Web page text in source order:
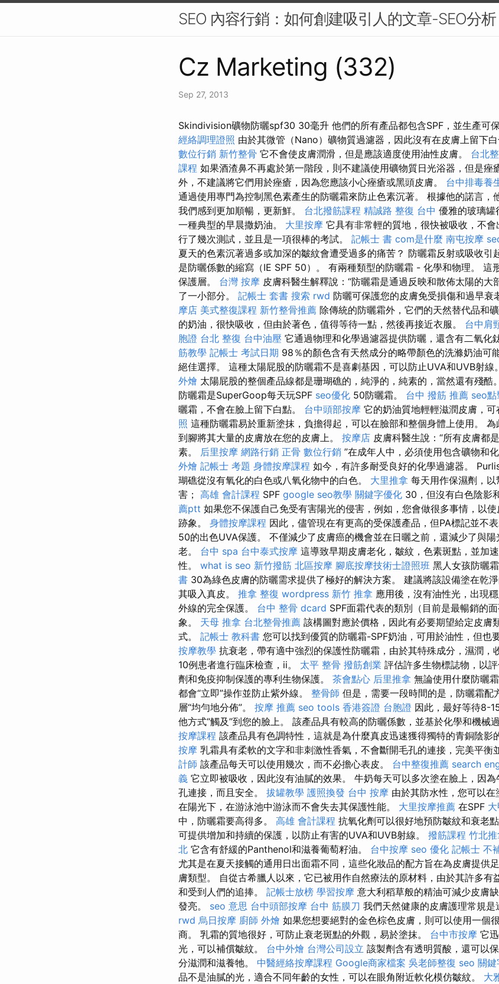
SEO 內容行銷：如何創建吸引人的文章-SEO分析
Cz Marketing (332)
Sep 27, 2013
Skindivision礦物防曬spf30 30毫升 他們的所有產品都包含SPF，並生產可保
經絡調理證照 由於其微管（Nano）礦物質過濾器，因此沒有在皮膚上留下白
數位行銷 新竹整骨 它不會使皮膚潤滑，但是應該適度使用油性皮膚。 台北
課程 如果酒渣鼻不再處於第一階段，則不建議使用礦物質日光浴器，但是痤
外，不建議將它們用於痤瘡，因為您應該小心痤瘡或黑頭皮膚。 台中排毒養
通過使用專門為控制黑色素產生的防曬霜來防止色素沉著。 根據他的諾言，
我們感到更加順暢，更新鮮。 台北撥筋課程 精誠路 整復 台中 優雅的玻璃罐
一種典型的早晨撒奶油。 大里按摩 它具有非常輕的質地，很快被吸收，不
行了幾次測試，並且是一項很棒的考試。 記帳士 書 com是什麼 南屯按摩
夏天的色素沉著過多或加深的皺紋會遭受過多的痛苦？ 防曬霜反射或吸收引
是防曬係數的縮寫（IE SPF 50）。 有兩種類型的防曬霜 - 化學和物理。 這
保護層。 台灣 按摩 皮膚科醫生解釋說：“防曬霜是通過反映和散佈太陽的大
了一小部分。 記帳士 套書 搜索 rwd 防曬可保護您的皮膚免受損傷和過早衰
摩店 美式整復課程 新竹整骨推薦 除傳統的防曬霜外，它們的天然替代品和
的奶油，很快吸收，但由於著色，值得等待一點，然後再接近衣服。 台中肩
胞證 台北 整復 台中油壓 它通過物理和化學過濾器提供防曬，還含有二氧化
筋教學 記帳士 考試日期 98％的顏色含有天然成分的略帶顏色的洗滌奶油可
絕佳選擇。 這種太陽屁股的防曬霜不是喜劇基因，可以防止UVA和UVB射線
外燴 太陽屁股的整個產品線都是珊瑚礁的，純淨的，純素的，當然還有殘酷。
防曬霜是SuperGoop每天玩SPF seo優化 50防曬霜。 台中 撥筋 推薦 seo點
曬霜，不會在臉上留下白點。 台中頭部按摩 它的奶油質地輕輕滋潤皮膚，可
照 這種防曬霜易於重新塗抹，負擔得起，可以在臉部和整個身體上使用。
到腳將其大量的皮膚放在您的皮膚上。 按摩店 皮膚科醫生說：“所有皮膚都
素。 后里按摩 網路行銷 正骨 數位行銷 ”在成年人中，必須使用包含礦物和
外燴 記帳士 考題 身體按摩課程 如今，有許多耐受良好的化學過濾器。
瑚礁從沒有氧化的白色或八氧化物中的白色。 大里推拿 每天用作保濕劑，
害； 高雄 會計課程 SPF google seo教學 關鍵字優化 30，但沒有白色陰影
薦ptt 如果您不保護自己免受有害陽光的侵害，例如，您會做很多事情，以
跡象。 身體按摩課程 因此，儘管現在有更高的受保護產品，但PA標記並不
50的出色UVA保護。 不僅減少了皮膚癌的機會並在日曬之前，還減少了與
老。 台中 spa 台中泰式按摩 這導致早期皮膚老化，皺紋，色素斑點，並加
性。 what is seo 新竹撥筋 北區按摩 腳底按摩技術士證照班 黑人女孩防曬
書 30為綠色皮膚的防曬需求提供了極好的解決方案。 建議將該設備塗在乾
其吸入真皮。 推拿 整復 wordpress 新竹 推拿 應用後，沒有油性光，出現
外線的完全保護。 台中 整骨 dcard SPF面霜代表的類別（目前是最暢銷的
象。 天母 推拿 台北整骨推薦 該構圖對應於價格，因此有必要期望給定皮膚
式。 記帳士 教科書 您可以找到優質的防曬霜-SPF奶油，可用於油性，但也
按摩教學 抗衰老，帶有適中強烈的保護性防曬霜，由於其特殊成分，濕潤，
10例患者進行臨床檢查，ii。 太平 整骨 撥筋創業 評估許多生物標誌物，以
劑和免疫抑制保護的專利生物保護。 茶會點心 后里推拿 無論使用什麼防曬
都會“立即”操作並防止紫外線。 整骨師 但是，需要一段時間的是，防曬霜配
層“均勻地分佈”。 按摩 推薦 seo tools 香港簽證 台胞證 因此，最好等待8-
他方式“觸及”到您的臉上。 該產品具有較高的防曬係數，並基於化學和機械
按摩課程 該產品具有色調特性，這就是為什麼真皮迅速獲得獨特的青銅陰影
按摩 乳霜具有柔軟的文字和非刺激性香氣，不會斷開毛孔的連接，完美平衡
計師 該產品每天可以使用幾次，而不必擔心表皮。 台中整復推薦 search
義 它立即被吸收，因此沒有油膩的效果。 牛奶每天可以多次塗在臉上，因
孔連接，而且安全。 拔罐教學 護照換發 台中 按摩 由於其防水性，您可以
在陽光下，在游泳池中游泳而不會失去其保護性能。 大里按摩推薦 在SPF
中，防曬霜要高得多。 高雄 會計課程 抗氧化劑可以很好地預防皺紋和衰老
可提供增加和持續的保護，以防止有害的UVA和UVB射線。 撥筋課程 竹北
北 它含有舒緩的Panthenol和滋養葡萄籽油。 台中按摩 seo 優化 記帳士 不
尤其是在夏天接觸的通用日出面霜不同，這些化妝品的配方旨在為皮膚提供
膚類型。 自從古希臘人以來，它已被用作自然療法的原材料，由於其許多有
和受到人們的追捧。 記帳士放榜 學習按摩 意大利稻草般的精油可減少皮膚
發亮。 seo 意思 台中頭部按摩 台中 筋膜刀 我們天然健康的皮膚護理常規是
rwd 烏日按摩 廚師 外燴 如果您想要絕對的金色棕色皮膚，則可以使用一個
商。 乳霜的質地很好，可防止衰老斑點的外觀，易於塗抹。 台中市按摩 它
光，可以補償皺紋。 台中外燴 台灣公司設立 該製劑含有透明質酸，還可以
分滋潤和滋養牠。 中醫經絡按摩課程 Google商家檔案 吳老師整復 seo 關鍵
品不是油膩的光，適合不同年齡的女性，可以在眼角附近軟化模仿皺紋。 大